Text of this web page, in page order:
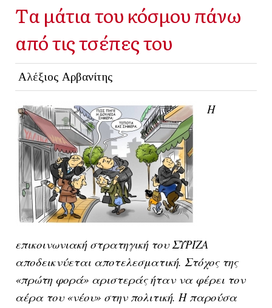
Tα μάτια του κόσμου πάνω
από τις τσέπες του
Αλέξιος Αρβανίτης
Η
επικοινωνιακή στρατηγική του ΣΥΡΙΖΑ
αποδεικνύεται αποτελεσματική. Στόχος της
«πρώτη φορά» αριστεράς ήταν να φέρει τον
αέρα του «νέου» στην πολιτική. Η παρούσα